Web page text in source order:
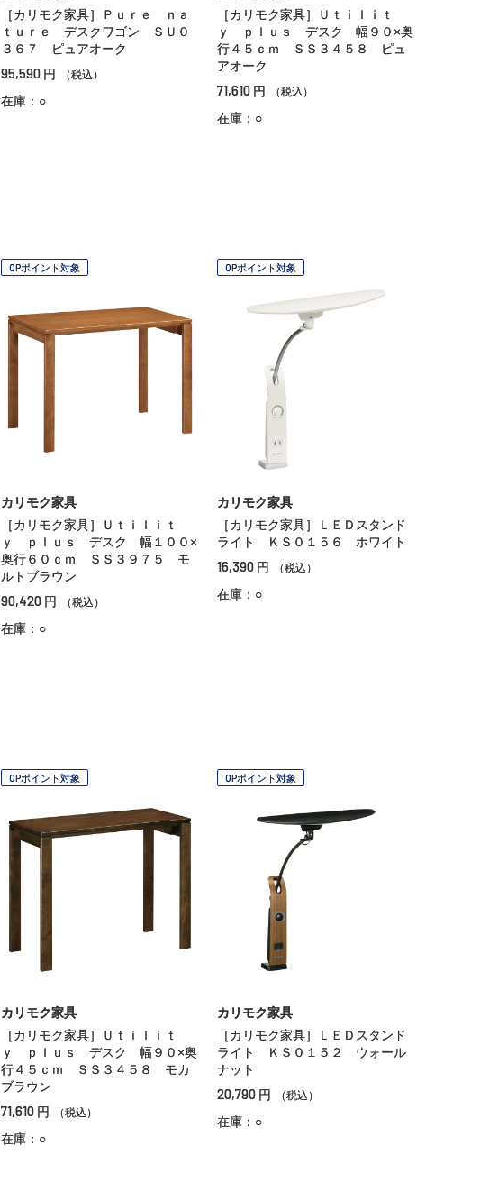
［カリモク家具］Ｐｕｒｅ ｎａ
ｔｕｒｅ デスクワゴン ＳＵ０
３６７ ピュアオーク
95,590 円 （税込）
在庫：○
［カリモク家具］Ｕｔｉｌｉｔ
ｙ ｐｌｕｓ デスク 幅９０×奥
行４５ｃｍ ＳＳ３４５８ ピュ
アオーク
71,610 円 （税込）
在庫：○
OPポイント対象
カリモク家具
［カリモク家具］Ｕｔｉｌｉｔ
ｙ ｐｌｕｓ デスク 幅１００×
奥行６０ｃｍ ＳＳ３９７５ モ
ルトブラウン
90,420 円 （税込）
在庫：○
OPポイント対象
カリモク家具
［カリモク家具］ＬＥＤスタンド
ライト ＫＳ０１５６ ホワイト
16,390 円 （税込）
在庫：○
OPポイント対象
カリモク家具
［カリモク家具］Ｕｔｉｌｉｔ
ｙ ｐｌｕｓ デスク 幅９０×奥
行４５ｃｍ ＳＳ３４５８ モカ
ブラウン
71,610 円 （税込）
在庫：○
OPポイント対象
カリモク家具
［カリモク家具］ＬＥＤスタンド
ライト ＫＳ０１５２ ウォール
ナット
20,790 円 （税込）
在庫：○